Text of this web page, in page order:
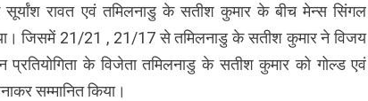
सूर्यांश रावत एवं तमिलनाडु के सतीश कुमार के बीच मेन्स सिंगल
जिसमें 21/21 , 21/17 से तमिलनाडु के सतीश कुमार ने विजय
के विजेता तमिलनाडु के सतीश कुमार को गोल्ड एवं
सम्मानित किया।